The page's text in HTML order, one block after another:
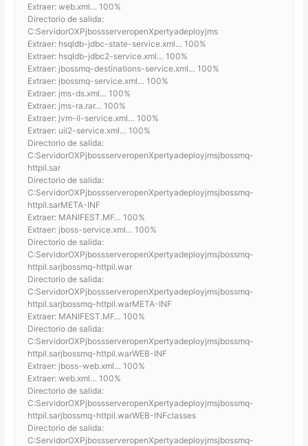
Extraer: web.xml… 100%
Directorio de salida:
C:ServidorOXPjbossserveropenXpertyadeployjms
Extraer: hsqldb-jdbc-state-service.xml… 100%
Extraer: hsqldb-jdbc2-service.xml… 100%
Extraer: jbossmq-destinations-service.xml… 100%
Extraer: jbossmq-service.xml… 100%
Extraer: jms-ds.xml… 100%
Extraer: jms-ra.rar… 100%
Extraer: jvm-il-service.xml… 100%
Extraer: uil2-service.xml… 100%
Directorio de salida:
C:ServidorOXPjbossserveropenXpertyadeployjmsjbossmq-
httpil.sar
Directorio de salida:
C:ServidorOXPjbossserveropenXpertyadeployjmsjbossmq-
httpil.sarMETA-INF
Extraer: MANIFEST.MF… 100%
Extraer: jboss-service.xml… 100%
Directorio de salida:
C:ServidorOXPjbossserveropenXpertyadeployjmsjbossmq-
httpil.sarjbossmq-httpil.war
Directorio de salida:
C:ServidorOXPjbossserveropenXpertyadeployjmsjbossmq-
httpil.sarjbossmq-httpil.warMETA-INF
Extraer: MANIFEST.MF… 100%
Directorio de salida:
C:ServidorOXPjbossserveropenXpertyadeployjmsjbossmq-
httpil.sarjbossmq-httpil.warWEB-INF
Extraer: jboss-web.xml… 100%
Extraer: web.xml… 100%
Directorio de salida:
C:ServidorOXPjbossserveropenXpertyadeployjmsjbossmq-
httpil.sarjbossmq-httpil.warWEB-INFclasses
Directorio de salida:
C:ServidorOXPjbossserveropenXpertyadeployjmsjbossmq-